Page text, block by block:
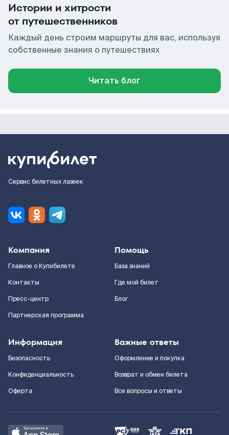
Истории и хитрости
от путешественников
Каждый день строим маршруты для вас, используя
собственные знания о путешествиях
Читать блог
Сервис билетных лазеек
Компания
Главное о Купибилете
Контакты
Пресс-центр
Партнерская программа
Помощь
База знаний
Где мой билет
Блог
Информация
Безопасность
Конфиденциальность
Оферта
Важные ответы
Оформление и покупка
Возврат и обмен билета
Все вопросы и ответы